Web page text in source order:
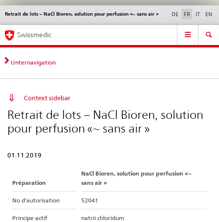
Navigation
directe:
actualités,
bases
contact
Actualités & Mises à
normes
Contact | Support &
aide
Retrait de lots – NaCl Bioren, solution pour perfusion «~ sans air » DE FR IT EN
Service
Navigation
Swissmedic
Unternavigation
Context sidebar
Retrait de lots – NaCl Bioren, solution
pour perfusion «~ sans air »
01.11.2019
Préparation
NaCl Bioren, solution pour perfusion «~
sans air »
No d'autorisation 52041
Principe actif natrii chloridum